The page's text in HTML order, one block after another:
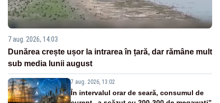
7 aug. 2026, 14:03
Dunărea crește ușor la intrarea în țară, dar rămâne mult
sub media lunii august
7 aug. 2026, 13:02
În intervalul orar de seară, consumul de